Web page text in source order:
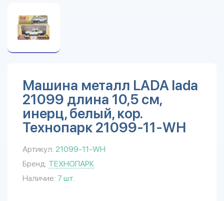
Машина металл LADA lada
21099 длина 10,5 см,
инерц, белый, кор.
Технопарк 21099-11-WH
Артикул: 21099-11-WH
Бренд: ТЕХНОПАРК
Наличие: 7 шт.